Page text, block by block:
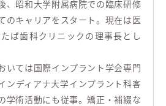
、昭和大学附属病院での臨床研修
のキャリアをスタート。現在は医
ば歯科クリニックの理事長とし
いては国際インプラント学会専門
ンディアナ大学インプラント科客
学術活動にも従事。矯正・補綴な